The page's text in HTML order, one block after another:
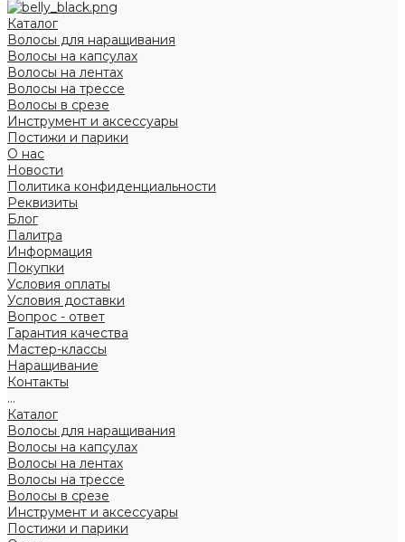
Каталог
Волосы для наращивания
Волосы на капсулах
Волосы на лентах
Волосы на трессе
Волосы в срезе
Инструмент и аксессуары
Постижи и парики
О нас
Новости
Политика конфиденциальности
Реквизиты
Блог
Палитра
Информация
Покупки
Условия оплаты
Условия доставки
Вопрос - ответ
Гарантия качества
Мастер-классы
Наращивание
Контакты
...
Каталог
Волосы для наращивания
Волосы на капсулах
Волосы на лентах
Волосы на трессе
Волосы в срезе
Инструмент и аксессуары
Постижи и парики